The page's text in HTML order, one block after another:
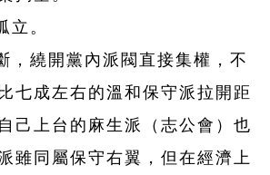
立。
，繞開黨內派閥直接集權，不
七成左右的溫和保守派拉開距
己上台的麻生派（志公會）也
雖同屬保守右翼，但在經濟上